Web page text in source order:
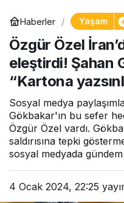
Haberler Yaşam
Özgür Özel
eleştirdi! Şahan
“Kartona
Sosyal medya
Gökbakar'ın bu sefer
Özgür Özel vardı.
saldırısına tepki
sosyal medyada
4 Ocak 2024, 22:25